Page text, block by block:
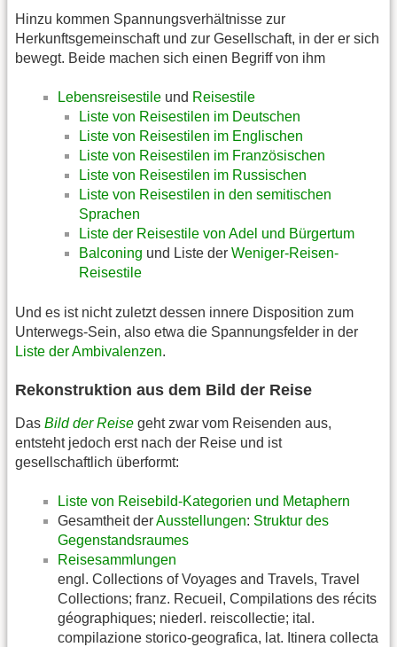
Hinzu kommen Spannungsverhältnisse zur
Herkunftsgemeinschaft und zur Gesellschaft, in der er sich
bewegt. Beide machen sich einen Begriff von ihm
Lebensreisestile und Reisestile
Liste von Reisestilen im Deutschen
Liste von Reisestilen im Englischen
Liste von Reisestilen im Französischen
Liste von Reisestilen im Russischen
Liste von Reisestilen in den semitischen
Sprachen
Liste der Reisestile von Adel und Bürgertum
Balconing und Liste der Weniger-Reisen-
Reisestile
Und es ist nicht zuletzt dessen innere Disposition zum
Unterwegs-Sein, also etwa die Spannungsfelder in der
Liste der Ambivalenzen.
Rekonstruktion aus dem Bild der Reise
Das Bild der Reise geht zwar vom Reisenden aus,
entsteht jedoch erst nach der Reise und ist
gesellschaftlich überformt:
Liste von Reisebild-Kategorien und Metaphern
Gesamtheit derAusstellungen: Struktur des
Gegenstandsraumes
Reisesammlungen
engl. Collections of Voyages and Travels, Travel
Collections; franz. Recueil, Compilations des récits
géographiques; niederl. reiscollectie; ital.
compilazione storico-geografica, lat. Itinera collecta